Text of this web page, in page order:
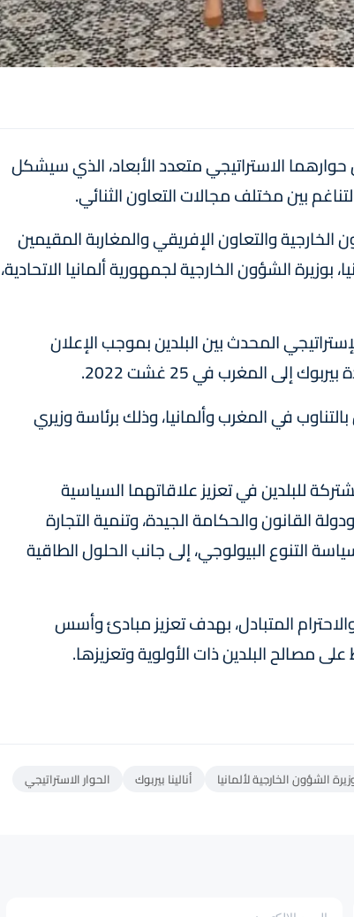
حوارهما الاستراتيجي متعدد الأبعاد، الذي سيشكل
بين مختلف مجالات التعاون الثنائي.
والتعاون الإفريقي والمغاربة المقيمين
بوزيرة الشؤون الخارجية لجمهورية ألمانيا الاتحادية،
المحدث بين البلدين بموجب الإعلان
المغرب في 25 غشت 2022.
في المغرب وألمانيا، وذلك برئاسة وزيري
للبلدين في تعزيز علاقاتهما السياسية
القانون والحكامة الجيدة، وتنمية التجارة
التنوع البيولوجي، إلى جانب الحلول الطاقية
المتبادل، بهدف تعزيز مبادئ وأسس
مصالح البلدين ذات الأولوية وتعزيزها.
الشؤون الخارجية لألمانيا أنالينا بيربوك الحوار الاستراتيجي